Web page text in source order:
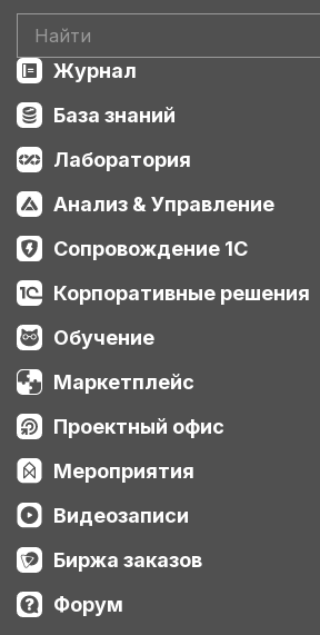
Журнал
База знаний
Лаборатория
Анализ & Управление
Сопровождение 1С
Корпоративные решения
Обучение
Маркетплейс
Проектный офис
Мероприятия
Видеозаписи
Биржа заказов
Форум